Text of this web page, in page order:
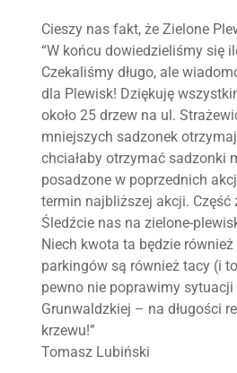
Cieszy nas fakt, że Zielone
“W końcu dowiedzieliśmy się
Czekaliśmy długo, ale
dla Plewisk! Dziękuję
około 25 drzew na ul.
mniejszych sadzonek
chciałaby otrzymać sadzonki
posadzone w poprzednich
termin najbliższej akcji.
Śledźcie nas na zielone-
Niech kwota ta będzie
parkingów są również tacy (i
pewno nie poprawimy
Grunwaldzkiej – na długości
krzewu!”
Tomasz Lubiński